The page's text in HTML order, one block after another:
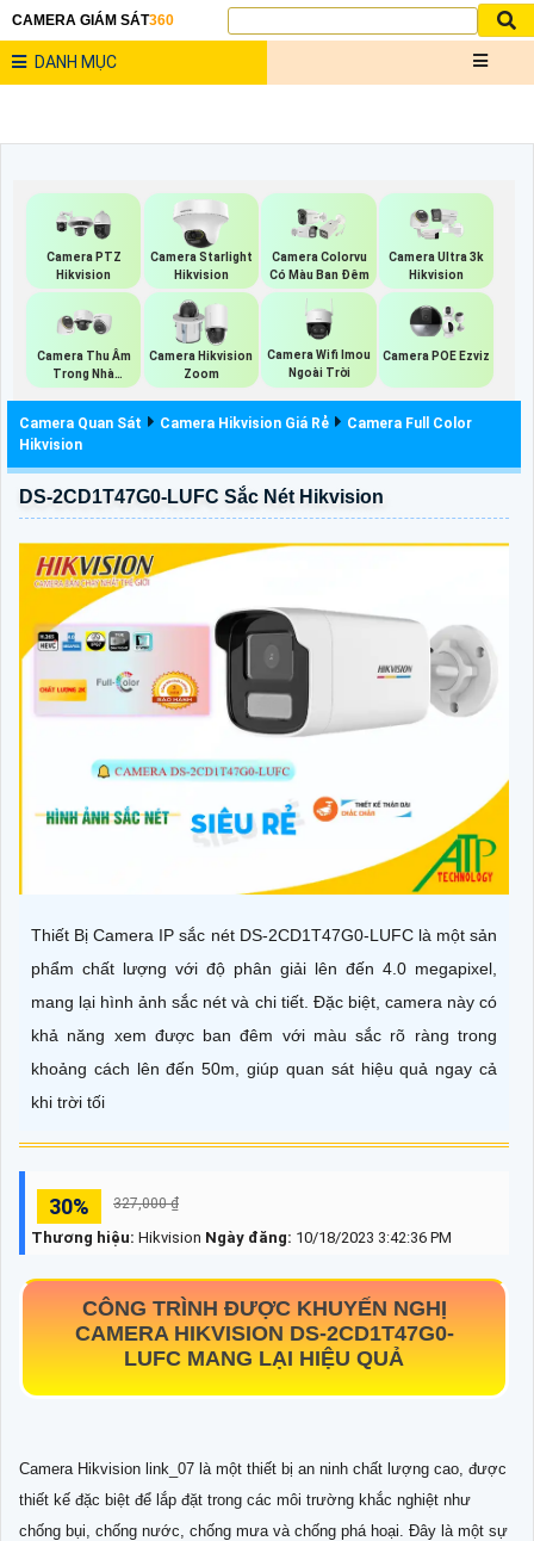
CAMERA GIÁM SÁT360
DANH MỤC
Camera PTZ
Hikvision
Camera Starlight
Hikvision
Camera Colorvu
Có Màu Ban Đêm
Camera Ultra 3k
Hikvision
Camera Thu Âm
Trong Nhà
Hikvision
Camera Hikvision
Zoom
Camera Wifi Imou
Ngoài Trời
Camera POE Ezviz
Camera Quan Sát Camera Hikvision Giá Rẻ
Camera Full Color
Hikvision
DS-2CD1T47G0-LUFC Sắc Nét Hikvision
Thiết Bị Camera IP sắc nét DS-2CD1T47G0-LUFC là một sản
phẩm chất lượng với độ phân giải lên đến 4.0 megapixel,
mang lại hình ảnh sắc nét và chi tiết. Đặc biệt, camera này có
khả năng xem được ban đêm với màu sắc rõ ràng trong
khoảng cách lên đến 50m, giúp quan sát hiệu quả ngay cả
khi trời tối
30% 327,000 ₫
Thương hiệu: Hikvision Ngày đăng: 10/18/2023 3:42:36 PM
CÔNG TRÌNH ĐƯỢC KHUYẾN NGHỊ
CAMERA HIKVISION DS-2CD1T47G0-
LUFC MANG LẠI HIỆU QUẢ
Camera Hikvision link_07 là một thiết bị an ninh chất lượng cao, được
thiết kế đặc biệt để lắp đặt trong các môi trường khắc nghiệt như
chống bụi, chống nước, chống mưa và chống phá hoại. Đây là một sự